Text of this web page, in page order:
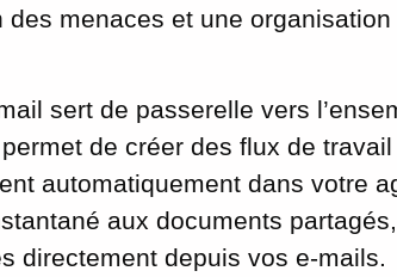
menaces et une organisation
sert de passerelle vers
de créer des flux de
automatiquement dans votre
aux documents
directement depuis vos e-mails.